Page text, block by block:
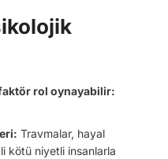
rol oynayabilir:
Travmalar, hayal
kötü niyetli insanlarla